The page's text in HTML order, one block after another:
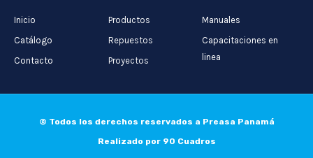
Inicio
Catálogo
Contacto
Productos
Repuestos
Proyectos
Manuales
Capacitaciones en
linea
© Todos los derechos reservados a Preasa Panamá
Realizado por 90 Cuadros